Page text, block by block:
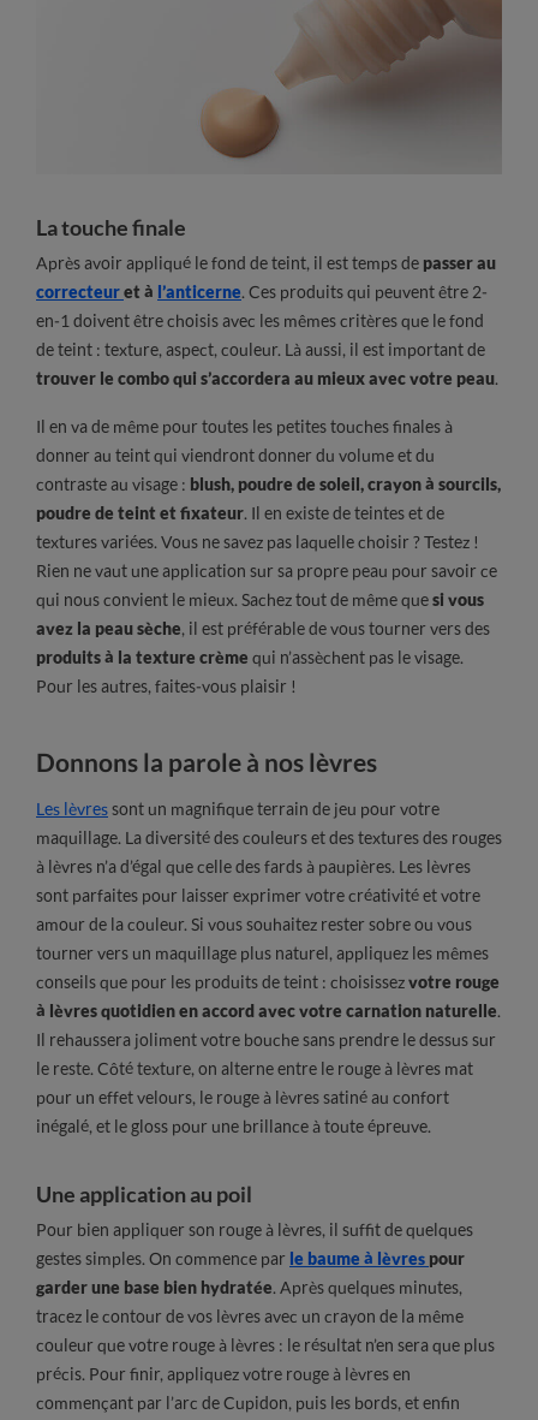
La touche finale
Après avoir appliqué le fond de teint, il est temps de passer au
correcteuret à l’anticerne. Ces produits qui peuvent être 2-
en-1 doivent être choisis avec les mêmes critères que le fond
de teint : texture, aspect, couleur. Là aussi, il est important de
trouver le combo qui s’accordera au mieux avec votre peau.
Il en va de même pour toutes les petites touches finales à
donner au teint qui viendront donner du volume et du
contraste au visage : blush, poudre de soleil, crayon à sourcils,
poudre de teint et fixateur. Il en existe de teintes et de
textures variées. Vous ne savez pas laquelle choisir ? Testez !
Rien ne vaut une application sur sa propre peau pour savoir ce
qui nous convient le mieux. Sachez tout de même quesi vous
avez la peau sèche, il est préférable de vous tourner vers des
produits à la texture crème qui n’assèchent pas le visage.
Pour les autres, faites-vous plaisir !
Donnons la parole à nos lèvres
Les lèvressont un magnifique terrain de jeu pour votre
maquillage. La diversité des couleurs et des textures des rouges
à lèvres n’a d’égal que celle des fards à paupières. Les lèvres
sont parfaites pour laisser exprimer votre créativité et votre
amour de la couleur. Si vous souhaitez rester sobre ou vous
tourner vers un maquillage plus naturel, appliquez les mêmes
conseils que pour les produits de teint : choisissezvotre rouge
à lèvres quotidienen accord avec votre carnation naturelle.
Il rehaussera joliment votre bouche sans prendre le dessus sur
le reste. Côté texture, on alterne entre le rouge à lèvres mat
pour un effet velours, le rouge à lèvres satiné au confort
inégalé, et le gloss pour une brillance à toute épreuve.
Une application au poil
Pour bien appliquer son rouge à lèvres, il suffit de quelques
gestes simples. On commence par le baume à lèvres pour
garder une base bien hydratée. Après quelques minutes,
tracez le contour de vos lèvres avec un crayon de la même
couleur que votre rouge à lèvres : le résultat n’en sera que plus
précis. Pour finir, appliquez votre rouge à lèvres en
commençant par l’arc de Cupidon, puis les bords, et enfin